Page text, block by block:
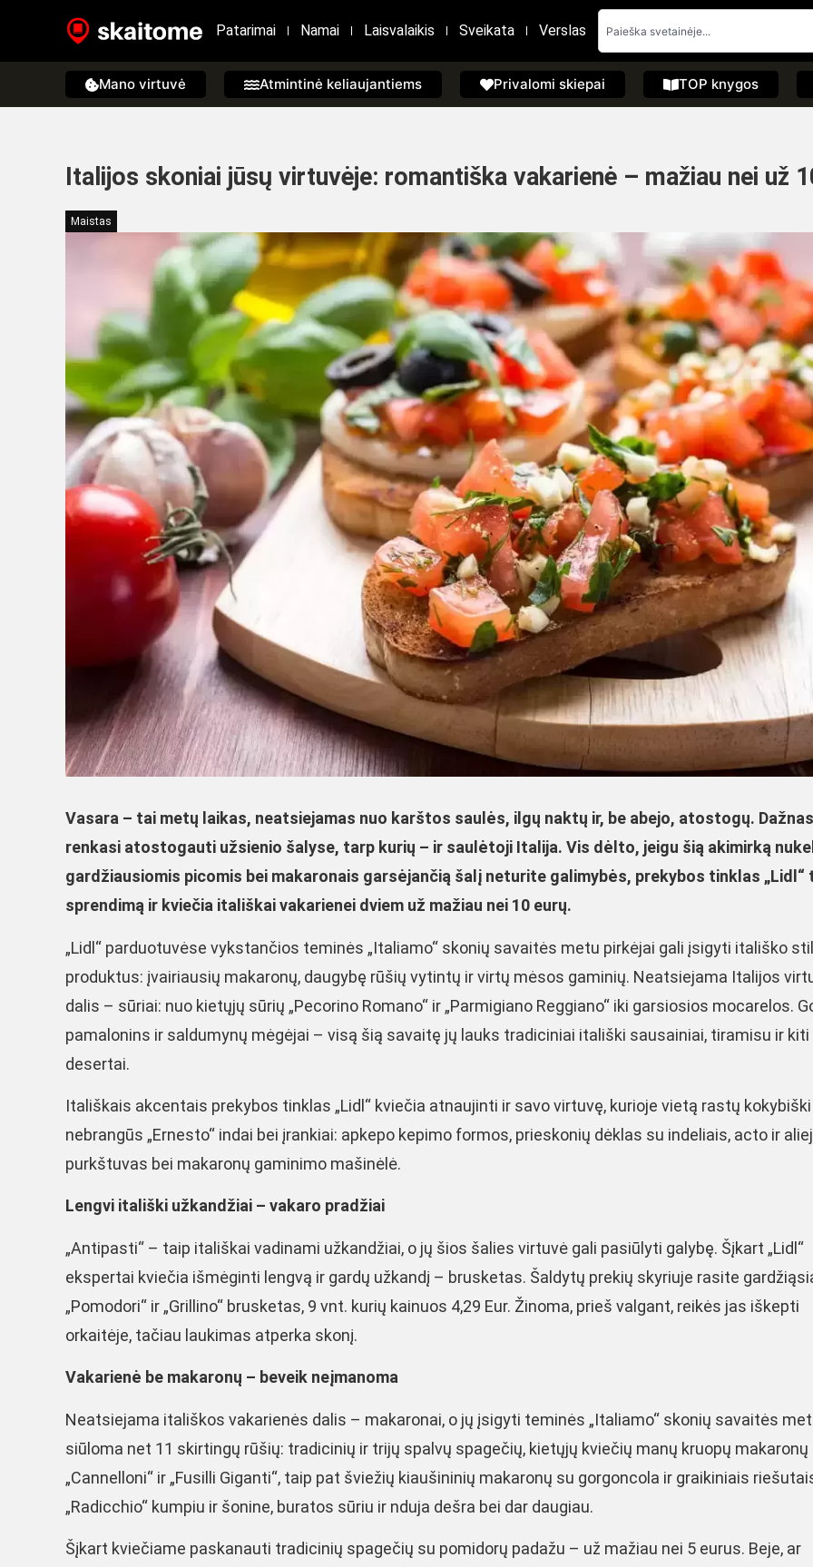
Patarimai Namai Laisvalaikis Sveikata Verslas
Mano virtuvė Atmintinė keliaujantiems Privalomi skiepai TOP knygos
Italijos skoniai jūsų virtuvėje: romantiška vakarienė – mažiau nei už
Maistas
Vasara – tai metų laikas, neatsiejamas nuo karštos saulės, ilgų naktų ir, be abejo, atostogų. Dažnas
renkasi atostogauti užsienio šalyse, tarp kurių – ir saulėtoji Italija. Vis dėlto, jeigu šią akimirką
gardžiausiomis picomis bei makaronais garsėjančią šalį neturite galimybės, prekybos tinklas „Lidl“
sprendimą ir kviečia itališkai vakarienei dviem už mažiau nei 10 eurų.
„Lidl“ parduotuvėse vykstančios teminės „Italiamo“ skonių savaitės metu pirkėjai gali įsigyti itališko
produktus: įvairiausių makaronų, daugybę rūšių vytintų ir virtų mėsos gaminių. Neatsiejama Italijos
dalis – sūriai: nuo kietųjų sūrių „Pecorino Romano“ ir „Parmigiano Reggiano“ iki garsiosios mocarelos.
pamalonins ir saldumynų mėgėjai – visą šią savaitę jų lauks tradiciniai itališki sausainiai, tiramisu ir kiti
desertai.
Itališkais akcentais prekybos tinklas „Lidl“ kviečia atnaujinti ir savo virtuvę, kurioje vietą rastų
nebrangūs „Ernesto“ indai bei įrankiai: apkepo kepimo formos, prieskonių dėklas su indeliais, acto ir
purkštuvas bei makaronų gaminimo mašinėlė.
Lengvi itališki užkandžiai – vakaro pradžiai
„Antipasti“ – taip itališkai vadinami užkandžiai, o jų šios šalies virtuvė gali pasiūlyti galybę. Šįkart „Lidl“
ekspertai kviečia išmėginti lengvą ir gardų užkandį – brusketas. Šaldytų prekių skyriuje rasite
„Pomodori“ ir „Grillino“ brusketas, 9 vnt. kurių kainuos 4,29 Eur. Žinoma, prieš valgant, reikės jas iškepti
orkaitėje, tačiau laukimas atperka skonį.
Vakarienė be makaronų – beveik neįmanoma
Neatsiejama itališkos vakarienės dalis – makaronai, o jų įsigyti teminės „Italiamo“ skonių savaitės
siūloma net 11 skirtingų rūšių: tradicinių ir trijų spalvų spagečių, kietųjų kviečių manų kruopų makaronų
„Cannelloni“ ir „Fusilli Giganti“, taip pat šviežių kiaušininių makaronų su gorgoncola ir graikiniais
„Radicchio“ kumpiu ir šonine, buratos sūriu ir nduja dešra bei dar daugiau.
Šįkart kviečiame paskanauti tradicinių spagečių su pomidorų padažu – už mažiau nei 5 eurus. Beje, ar